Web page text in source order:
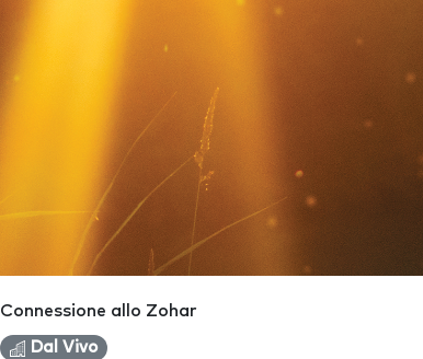
Connessione allo Zohar
Dal Vivo